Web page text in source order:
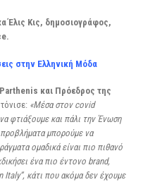
Έλις Κις, δημοσιογράφος,
στην Ελληνική Μόδα
και Πρόεδρος της
«Μέσα στον covid
φτιάξουμε και πάλι την Ένωση
μπορούμε να
ομαδικά είναι πιο πιθανό
ένα πιο έντονο brand,
κάτι που ακόμα δεν έχουμε